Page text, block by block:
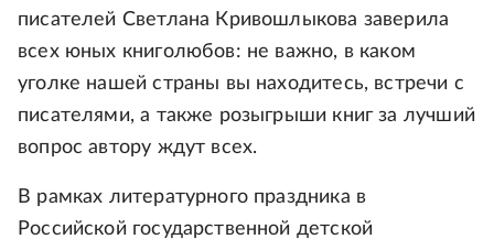
писателей Светлана Кривошлыкова заверила
всех юных книголюбов: не важно, в каком
уголке нашей страны вы находитесь, встречи с
писателями, а также розыгрыши книг за лучший
вопрос автору ждут всех.
В рамках литературного праздника в
Российской государственной детской